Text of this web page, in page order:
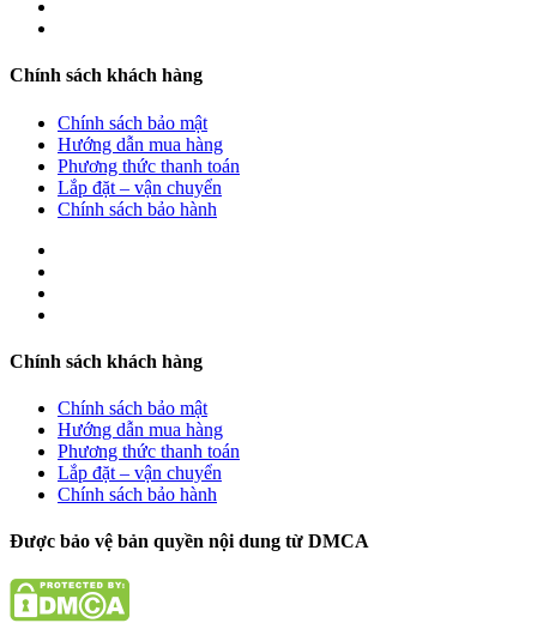
Chính sách khách hàng
Chính sách bảo mật
Hướng dẫn mua hàng
Phương thức thanh toán
Lắp đặt – vận chuyển
Chính sách bảo hành
Chính sách khách hàng
Chính sách bảo mật
Hướng dẫn mua hàng
Phương thức thanh toán
Lắp đặt – vận chuyển
Chính sách bảo hành
Được bảo vệ bản quyền nội dung từ DMCA